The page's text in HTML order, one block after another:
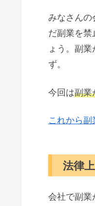
みなさんの
だ副業を禁
ょう。副
ず。
今回は副業
これから
法律
会社で副業